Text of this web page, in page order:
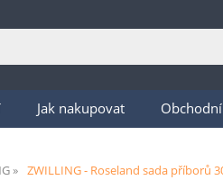
Jak nakupovat
ZWILLING - Roseland sada příborů